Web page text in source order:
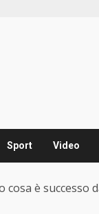
Sport Video
è successo